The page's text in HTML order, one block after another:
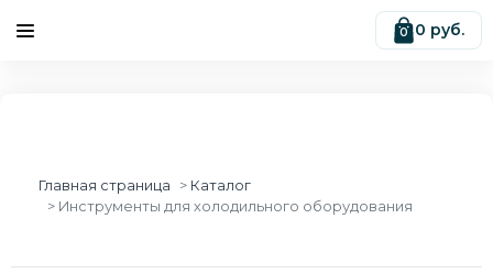
0 0 руб.
Главная страница
Каталог
Инструменты для холодильного оборудования